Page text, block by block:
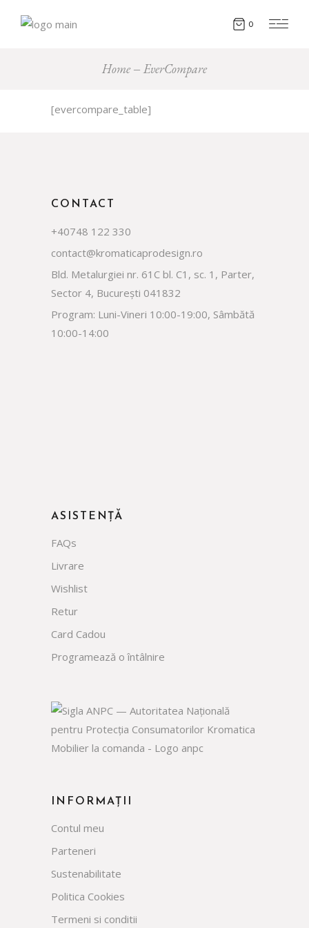
0
Home EverCompare
[evercompare_table]
CONTACT
+40748 122 330
contact@kromaticaprodesign.ro
Bld. Metalurgiei nr. 61C bl. C1, sc. 1, Parter,
Sector 4, București 041832
Program: Luni-Vineri 10:00-19:00, Sâmbătă
10:00-14:00
ASISTENȚĂ
FAQs
Livrare
Wishlist
Retur
Card Cadou
Programează o întâlnire
INFORMAȚII
Contul meu
Parteneri
Sustenabilitate
Politica Cookies
Termeni si conditii